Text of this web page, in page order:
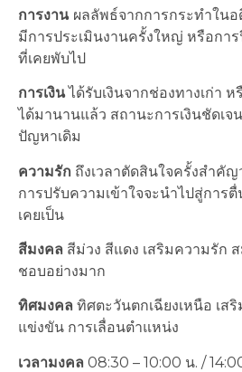
การงาน ผลลัพธ์จากการกระทำใน
มีการประเมินงานครั้งใหญ่ หรือกา
ที่เคยพับไป
การเงินได้รับเงินจากช่องทางเก่า
ได้มานานแล้ว สถานะการเงินชัดเ
ปัญหาเดิม
ความรัก ถึงเวลาตัดสินใจครั้งสำคั
การปรับความเข้าใจจะนำไปสู่การ
เคยเป็น
สีมงคล สีม่วง สีแดง เสริมความรัก
ชอบอย่างมาก
ทิศมงคล ทิศตะวันตกเฉียงเหนือ เส
แข่งขัน การเลื่อนตำแหน่ง
เวลามงคล 08:30 – 10:00 น. /